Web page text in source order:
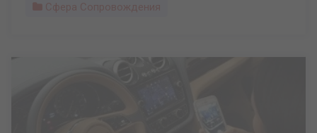
Сфера Сопровождения